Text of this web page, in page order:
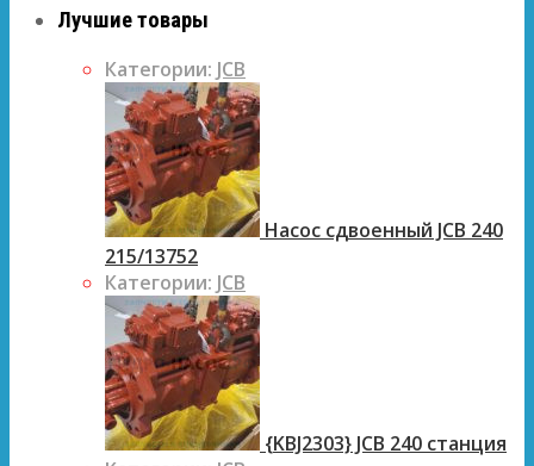
Лучшие товары
Категории: JCB
Насос сдвоенный JCB 240
215/13752
Категории: JCB
{KBJ2303} JCB 240 станция